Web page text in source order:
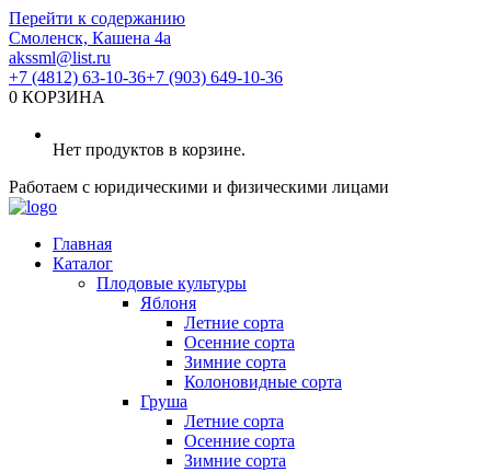
Перейти к содержанию
Смоленск, Кашена 4а
akssml@list.ru
+7 (4812) 63-10-36+7 (903) 649-10-36
0 КОРЗИНА
Нет продуктов в корзине.
Работаем с юридическими и физическими лицами
Главная
Каталог
Плодовые культуры
Яблоня
Летние сорта
Осенние сорта
Зимние сорта
Колоновидные сорта
Груша
Летние сорта
Осенние сорта
Зимние сорта